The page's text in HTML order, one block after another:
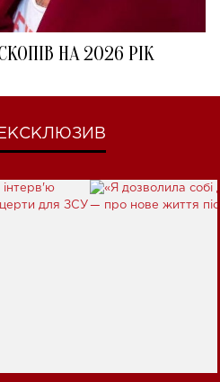
НА 2026 РІК
ЕКСКЛЮЗИВ